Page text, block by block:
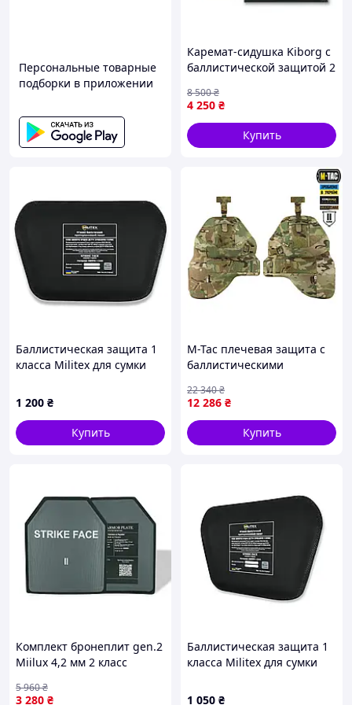
Персональные товарные
подборки в приложении
Каремат-сидушка Kiborg с
баллистической защитой 2
4 250 ₴
8 500₴
Купить
Баллистическая защита 1
класса Militex для сумки
(28,9*16,8 см)
1 200 ₴
Купить
M-Tac плечевая защита с
баллистическими
эргономическая (Пара)
Multicam
12 286 ₴
22 340₴
Купить
Комплект бронеплит gen.2
Miilux 4,2 мм 2 класс
3 280 ₴
5 960₴
Баллистическая защита 1
класса Militex для сумки
(26,2*15,8 см)
1 050 ₴